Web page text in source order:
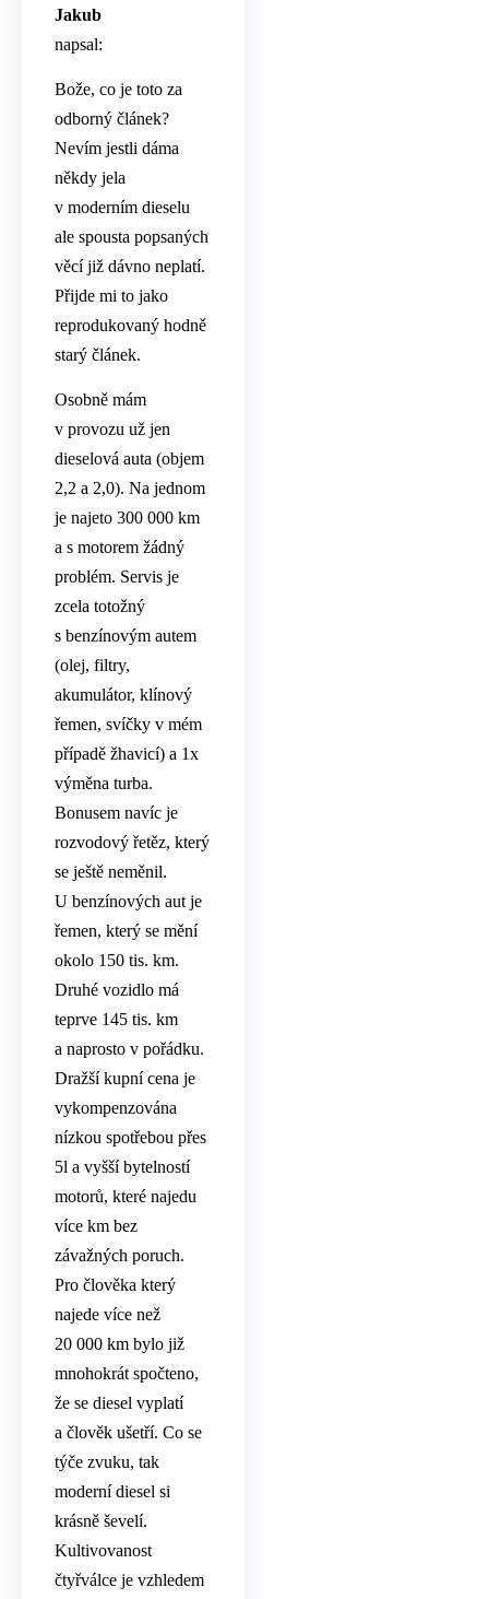
Jakub
napsal:
Bože, co je toto za
odborný článek?
Nevím jestli dáma
někdy jela
v moderním dieselu
ale spousta popsaných
věcí již dávno neplatí.
Přijde mi to jako
reprodukovaný hodně
starý článek.
Osobně mám
v provozu už jen
dieselová auta (objem
2,2 a 2,0). Na jednom
je najeto 300 000 km
a s motorem žádný
problém. Servis je
zcela totožný
s benzínovým autem
(olej, filtry,
akumulátor, klínový
řemen, svíčky v mém
případě žhavicí) a 1x
výměna turba.
Bonusem navíc je
rozvodový řetěz, který
se ještě neměnil.
U benzínových aut je
řemen, který se mění
okolo 150 tis. km.
Druhé vozidlo má
teprve 145 tis. km
a naprosto v pořádku.
Dražší kupní cena je
vykompenzována
nízkou spotřebou přes
5l a vyšší bytelností
motorů, které najedu
více km bez
závažných poruch.
Pro člověka který
najede více než
20 000 km bylo již
mnohokrát spočteno,
že se diesel vyplatí
a člověk ušetří. Co se
týče zvuku, tak
moderní diesel si
krásně ševelí.
Kultivovanost
čtyřválce je vzhledem